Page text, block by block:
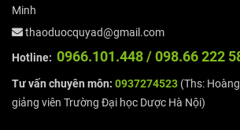
Minh
thaoduocquyad@gmail.com
Hotline: 0966.101.448 /098.66 222
Tư vấn chuyên môn: 0937274523 (Ths:
giảng viên Trường Đại học Dược Hà Nội)